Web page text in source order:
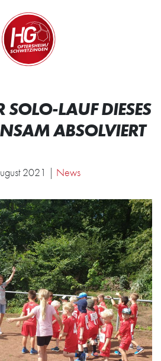
Zur Startseite
SOLO-LAUF DIESES
ABSOLVIERT
2021 | News